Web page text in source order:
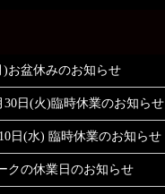
)お盆休みのお知らせ
30日(火)臨時休業のお知らせ
日(水) 臨時休業のお知らせ
クの休業日のお知らせ